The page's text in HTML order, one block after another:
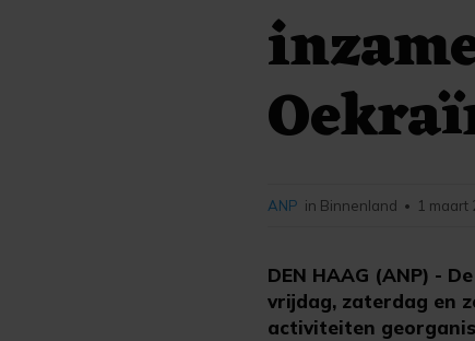
DEN HAAG (ANP) -
vrijdag, zaterdag en
activiteiten
ANP in Binnenland • 1 maart